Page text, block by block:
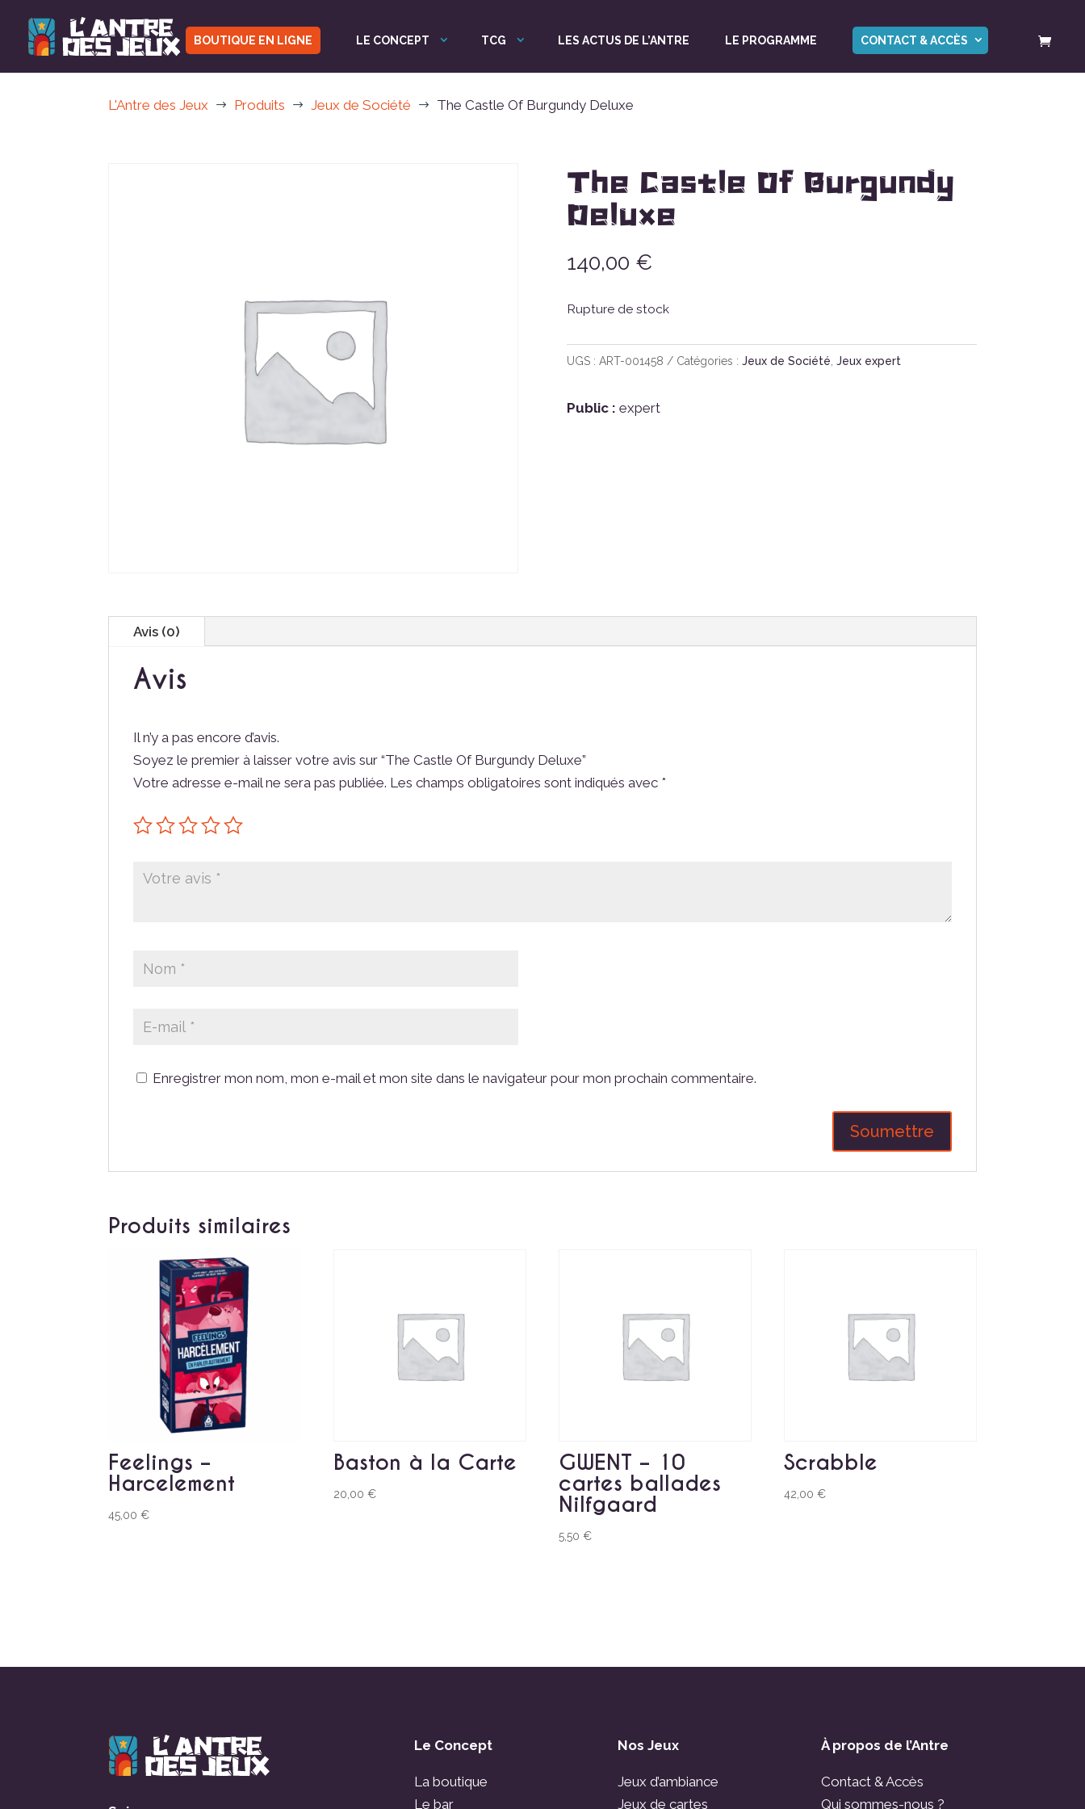
BOUTIQUE EN LIGNE LE CONCEPT TCG LES ACTUS DE L’ANTRE LE PROGRAMME CONTACT & ACCÈS
L'Antre des Jeux $ Produits $ Jeux de Société $ The Castle Of Burgundy Deluxe
The Castle Of Burgundy
Deluxe
140,00 €
Rupture de stock
UGS : ART-001458 Catégories : Jeux de Société, Jeux expert
Public : expert
Avis (0)
Avis
Il n’y a pas encore d’avis.
Soyez le premier à laisser votre avis sur “The Castle Of Burgundy Deluxe”
Votre adresse e-mail ne sera pas publiée. Les champs obligatoires sont indiqués avec *
Enregistrer mon nom, mon e-mail et mon site dans le navigateur pour mon prochain commentaire.
Produits similaires
Feelings –
Harcelement
45,00€
Baston à la Carte
20,00€
GWENT – 10
cartes ballades
Nilfgaard
5,50€
Scrabble
42,00€
Le Concept
La boutique
Le bar
Nos Jeux
Jeux d’ambiance
Jeux de cartes
À propos de l’Antre
Contact & Accès
Qui sommes-nous ?